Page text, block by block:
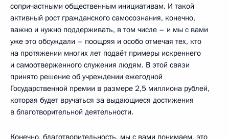
сопричастными общественным инициативам. И такой
активный рост гражданского самосознания, конечно,
важно и нужно поддерживать, в том числе – и мы с вами
уже это обсуждали – поощряя и особо отмечая тех, кто
на протяжении многих лет подаёт примеры искреннего
и самоотверженного служения людям. В этой связи
принято решение об учреждении ежегодной
Государственной премии в размере 2,5 миллиона рублей,
которая будет вручаться за выдающиеся достижения
в благотворительной деятельности.
Конечно, благотворительность, мы с вами понимаем, это